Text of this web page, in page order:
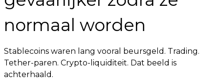
normaal worden
Stablecoins waren lang vooral beursgeld. Trading.
Tether-paren. Crypto-liquiditeit. Dat beeld is
achterhaald.